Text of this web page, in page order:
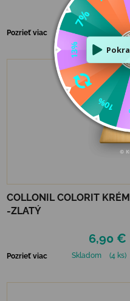
6,90 €
Pozrieť viac Skladom (1 ks)
COLLONIL COLORIT KRÉM
-ZLATÝ
6,90 €
Pozrieť viac Skladom (4 ks)